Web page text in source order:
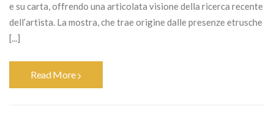
e su carta, offrendo una articolata visione della ricerca recente
dell’artista. La mostra, che trae origine dalle presenze etrusche
[...]
Read More